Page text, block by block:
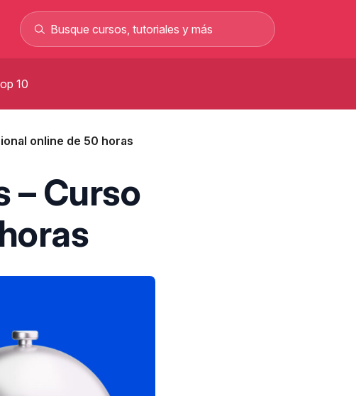
Curso de carretillero gratis: curso
Curso gratis para sacar el permiso C y
Curso de albañilería gratis curso
profesional 100% online
Curso gratis de mecánica automotriz con
salarios de hasta 2.500 €
10
online de 50 horas
– Curso